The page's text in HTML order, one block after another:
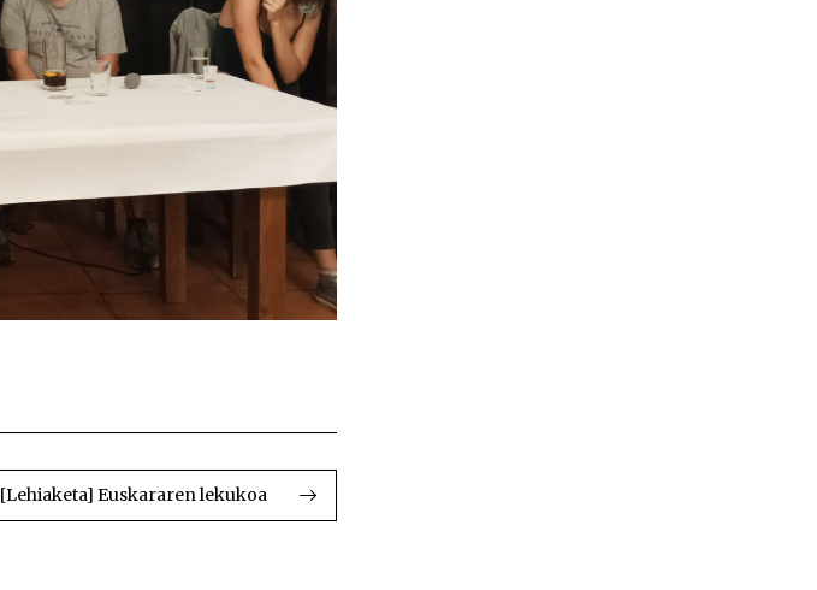
[Lehiaketa] Euskararen lekukoa